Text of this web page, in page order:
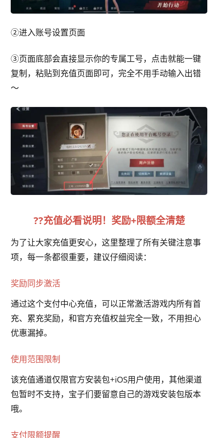
②进入账号设置页面
③页面底部会直接显示你的专属工号，点击就能一键
复制，粘贴到充值页面即可，完全不用手动输入出错
～
??充值必看说明！奖励+限额全清楚
为了让大家充值更安心，这里整理了所有关键注意事
项，每一条都很重要，建议仔细阅读：
奖励同步激活
通过这个支付中心充值，可以正常激活游戏内所有首
充、累充奖励，和官方充值权益完全一致，不用担心
优惠漏掉。
使用范围限制
该充值通道仅限官方安装包+iOS用户使用，其他渠道
包暂时不支持，宝子们要留意自己的游戏安装包版本
哦。
支付限额提醒